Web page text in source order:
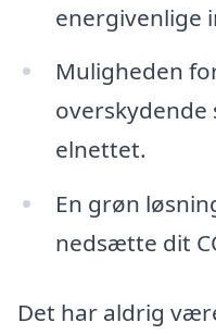
energivenlige
Muligheden
elnettet.
En grøn
nedsætte dit
Det har aldrig